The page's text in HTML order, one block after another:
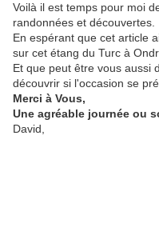
Voilà il est temps pour moi
randonnées et découvertes.
En espérant que cet article
sur cet étang du Turc à
Et que peut être vous aussi
découvrir si l'occasion se
Merci à Vous,
Une agréable journée ou
David,